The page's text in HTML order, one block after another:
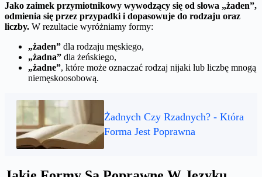
Jako zaimek przymiotnikowy wywodzący się od słowa „żaden”,
odmienia się przez przypadki i dopasowuje do rodzaju oraz
liczby. W rezultacie wyróżniamy formy:
„żaden” dla rodzaju męskiego,
„żadna” dla żeńskiego,
„żadne”, które może oznaczać rodzaj nijaki lub liczbę mnogą
niemęskoosobową.
Żadnych Czy Rzadnych? - Która
Forma Jest Poprawna